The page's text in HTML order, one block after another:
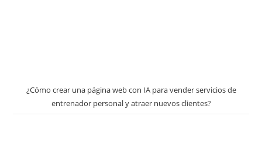
¿Cómo crear una página web con IA para vender servicios de
entrenador personal y atraer nuevos clientes?